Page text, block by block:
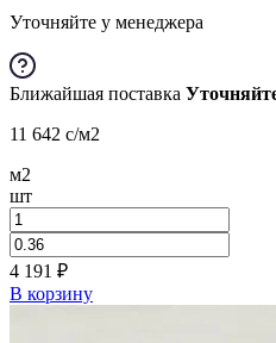
Уточняйте у менеджера
Ближайшая поставка
11 642 c/м2
м2
шт
4 191 ₽
В корзину